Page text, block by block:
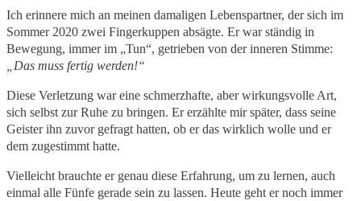
Ich erinnere mich an meinen damaligen Lebenspartner, der sich im
Sommer 2020 zwei Fingerkuppen absägte. Er war ständig in
Bewegung, immer im „Tun“, getrieben von der inneren Stimme:
„Das muss fertig werden!“
Diese Verletzung war eine schmerzhafte, aber wirkungsvolle Art,
sich selbst zur Ruhe zu bringen. Er erzählte mir später, dass seine
Geister ihn zuvor gefragt hatten, ob er das wirklich wolle und er
dem zugestimmt hatte.
Vielleicht brauchte er genau diese Erfahrung, um zu lernen, auch
einmal alle Fünfe gerade sein zu lassen. Heute geht er noch immer